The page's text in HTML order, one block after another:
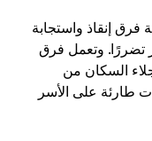
فرق إنقاذ واستجابة
تضررًا. وتعمل فرق
السكان من
طارئة على الأسر